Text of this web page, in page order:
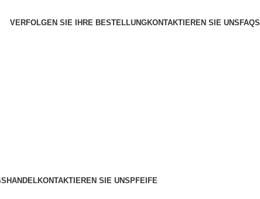
VERFOLGEN SIE IHRE BESTELLUNGKONTAKTIEREN SIE UNS FAQS
KONTAKTIEREN SIE UNS PFEIFE